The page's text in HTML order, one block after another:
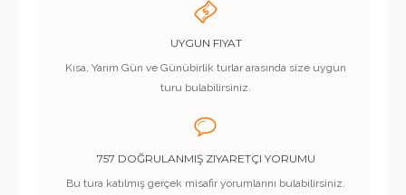
UYGUN FIYAT
Kısa, Yarım Gün ve Günübirlik turlar arasında size uygun
turu bulabilirsiniz.
757 DOĞRULANMIŞ ZIYARETÇI YORUMU
Bu tura katılmış gerçek misafir yorumlarını bulabilirsiniz.